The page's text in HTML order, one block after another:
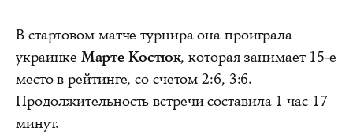
В стартовом матче турнира она проиграла
украинкеМарте Костюк, которая занимает 15-е
место в рейтинге, со счетом 2:6, 3:6.
Продолжительность встречи составила 1 час 17
минут.